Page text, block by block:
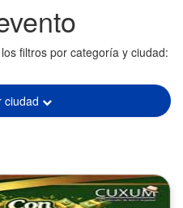
filtros por categoría y ciudad:
ciudad